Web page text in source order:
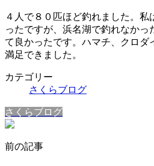
４人で８０匹ほど釣れました。
ったですが、浜名湖で釣れなか
て良かったです。ハマチ、クロダ
満足できました。
カテゴリー
さくらブログ
さくらブログ
前の記事